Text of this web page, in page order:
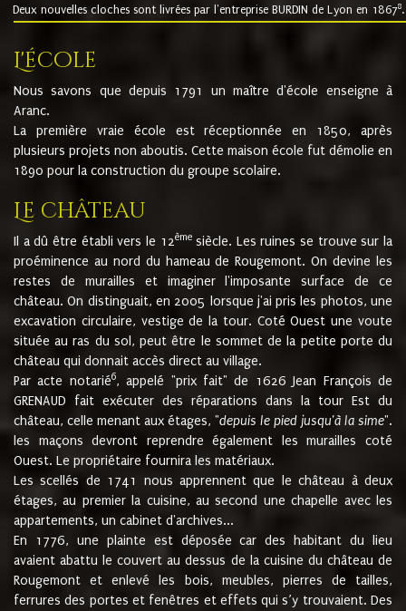
Deux nouvelles cloches sont livrées par l'entreprise BURDIN de Lyon en 18678.
L'école
Nous savons que depuis 1791 un maître d'école enseigne à
Aranc.
La première vraie école est réceptionnée en 1850, après
plusieurs projets non aboutis. Cette maison école fut démolie en
1890 pour la construction du groupe scolaire.
Le château
Il a dû être établi vers le 12èmesiècle. Les ruines se trouve sur la
proéminence au nord du hameau de Rougemont. On devine les
restes de murailles et imaginer l'imposante surface de ce
château. On distinguait, en 2005 lorsque j'ai pris les photos, une
excavation circulaire, vestige de la tour. Coté Ouest une voute
située au ras du sol, peut être le sommet de la petite porte du
château qui donnait accès direct au village.
Par acte notarié6, appelé "prix fait" de 1626 Jean François de
GRENAUD fait exécuter des réparations dans la tour Est du
château, celle menant aux étages, "depuis le pied jusqu'à la sime".
les maçons devront reprendre également les murailles coté
Ouest. Le propriétaire fournira les matériaux.
Les scellés de 1741 nous apprennent que le château à deux
étages, au premier la cuisine, au second une chapelle avec les
appartements, un cabinet d'archives...
En 1776, une plainte est déposée car des habitant du lieu
avaient abattu le couvert au dessus de la cuisine du château de
Rougemont et enlevé les bois, meubles, pierres de tailles,
ferrures des portes et fenêtres et effets qui s’y trouvaient. Des